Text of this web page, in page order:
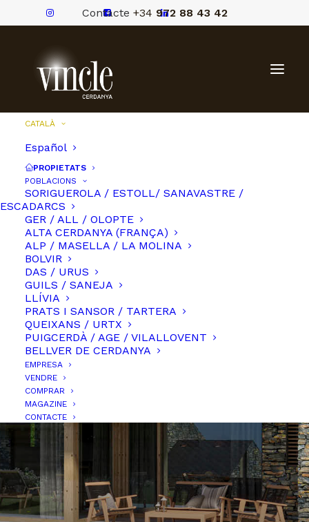
Contacte +34 972 88 43 42
CATALÀ
Español
PROPIETATS
POBLACIONS
SORIGUEROLA / ESTOLL/ SANAVASTRE /
ESCADARCS
GER / ALL / OLOPTE
ALTA CERDANYA (FRANÇA)
ALP / MASELLA / LA MOLINA
BOLVIR
DAS / URUS
GUILS / SANEJA
LLÍVIA
PRATS I SANSOR / TARTERA
QUEIXANS / URTX
PUIGCERDÀ / AGE / VILALLOVENT
BELLVER DE CERDANYA
EMPRESA
VENDRE
COMPRAR
MAGAZINE
CONTACTE